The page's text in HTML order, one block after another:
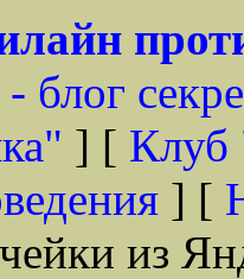
блог
] [ Клуб
] [
из